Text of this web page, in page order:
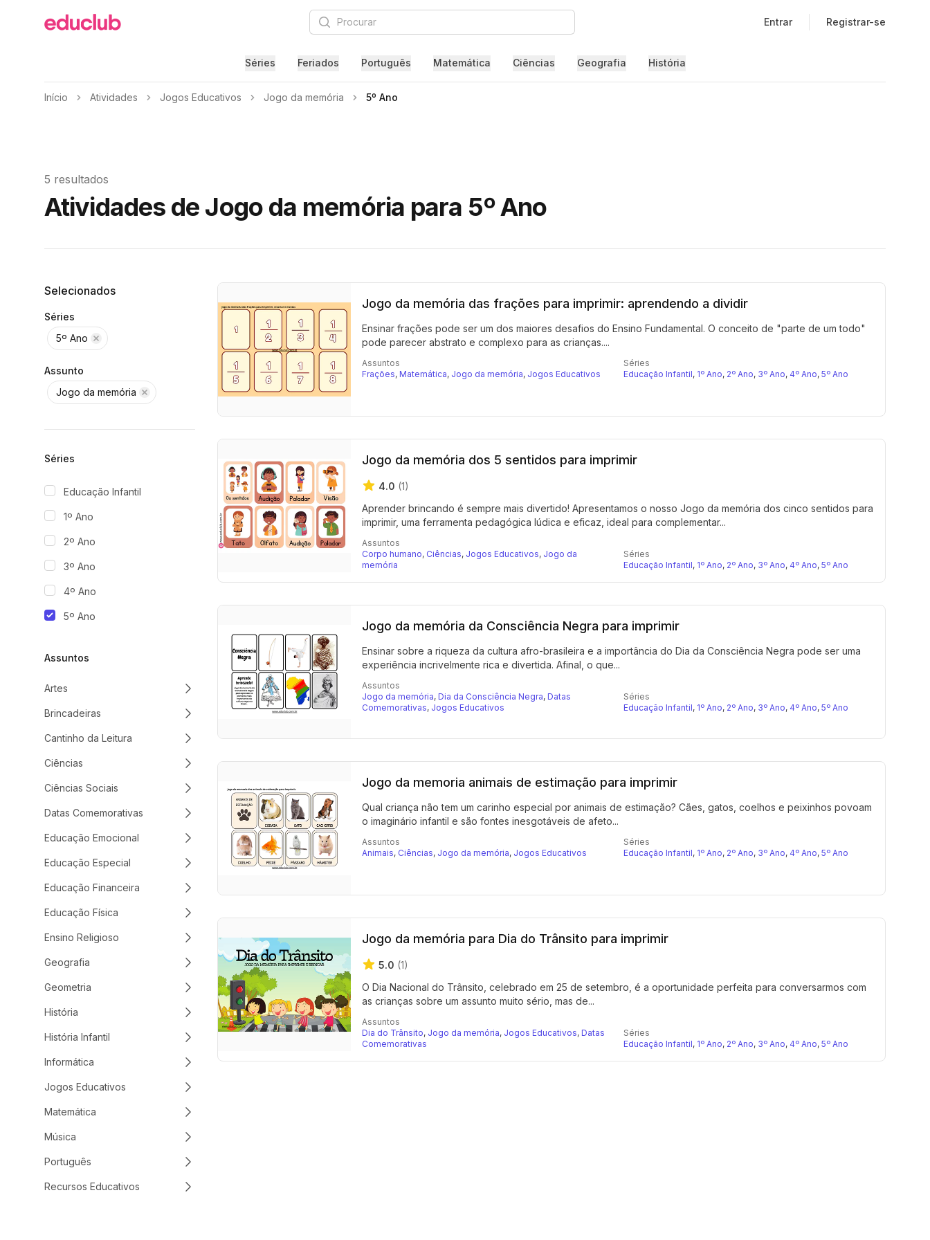
Educlub Procurar Entrar Registrar-se
Séries Feriados Português Matemática Ciências Geografia História
Início Atividades Jogos Educativos Jogo da memória 5º Ano
5 resultados
Atividades de Jogo da memória para 5º Ano
Filtros
Selecionados
Séries
5º Ano
Assunto
Jogo da memória
Séries
Educação Infantil
1º Ano
2º Ano
3º Ano
4º Ano
5º Ano
Assuntos
Artes
Brincadeiras
Cantinho da Leitura
Ciências
Ciências Sociais
Datas Comemorativas
Educação Emocional
Educação Especial
Educação Financeira
Educação Física
Ensino Religioso
Geografia
Geometria
História
História Infantil
Informática
Jogos Educativos
Matemática
Música
Português
Recursos Educativos
Jogo da memória das frações para imprimir: aprendendo a dividir
Ensinar frações pode ser um dos maiores desafios do Ensino Fundamental. O conceito de "parte de um todo"
pode parecer abstrato e complexo para as crianças....
Assuntos
Frações, Matemática, Jogo da memória, Jogos Educativos
Séries
Educação Infantil, 1º Ano, 2º Ano, 3º Ano, 4º Ano, 5º Ano
Jogo da memória dos 5 sentidos para imprimir
4.0 (1)
Aprender brincando é sempre mais divertido! Apresentamos o nosso Jogo da memória dos cinco sentidos para
imprimir, uma ferramenta pedagógica lúdica e eficaz, ideal para complementar...
Assuntos
Corpo humano, Ciências, Jogos Educativos, Jogo da
memória
Séries
Educação Infantil, 1º Ano, 2º Ano, 3º Ano, 4º Ano, 5º Ano
Jogo da memória da Consciência Negra para imprimir
Ensinar sobre a riqueza da cultura afro-brasileira e a importância do Dia da Consciência Negra pode ser uma
experiência incrivelmente rica e divertida. Afinal, o que...
Assuntos
Jogo da memória, Dia da Consciência Negra, Datas
Comemorativas, Jogos Educativos
Séries
Educação Infantil, 1º Ano, 2º Ano, 3º Ano, 4º Ano, 5º Ano
Jogo da memoria animais de estimação para imprimir
Qual criança não tem um carinho especial por animais de estimação? Cães, gatos, coelhos e peixinhos povoam
o imaginário infantil e são fontes inesgotáveis de afeto...
Assuntos
Animais, Ciências, Jogo da memória, Jogos Educativos
Séries
Educação Infantil, 1º Ano, 2º Ano, 3º Ano, 4º Ano, 5º Ano
Jogo da memória para Dia do Trânsito para imprimir
5.0 (1)
O Dia Nacional do Trânsito, celebrado em 25 de setembro, é a oportunidade perfeita para conversarmos com
as crianças sobre um assunto muito sério, mas de...
Assuntos
Dia do Trânsito, Jogo da memória, Jogos Educativos, Datas
Comemorativas
Séries
Educação Infantil, 1º Ano, 2º Ano, 3º Ano, 4º Ano, 5º Ano